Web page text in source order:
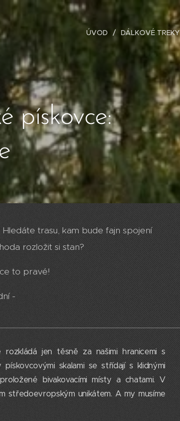
ÚVOD DÁLKOVÉ TREKY
pískovce:
trasu, kam bude fajn spojení
rozložit si stan?
to pravé!
-
jen těsně za našimi hranicemi s
skalami se střídají s klidnými
bivakovacími místy a chatami. V
unikátem. A my musíme